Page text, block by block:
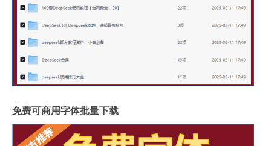
免费可商用字体批量下载